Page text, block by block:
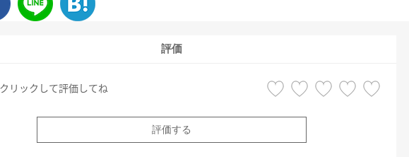
評価
リックして評価してね
評価する